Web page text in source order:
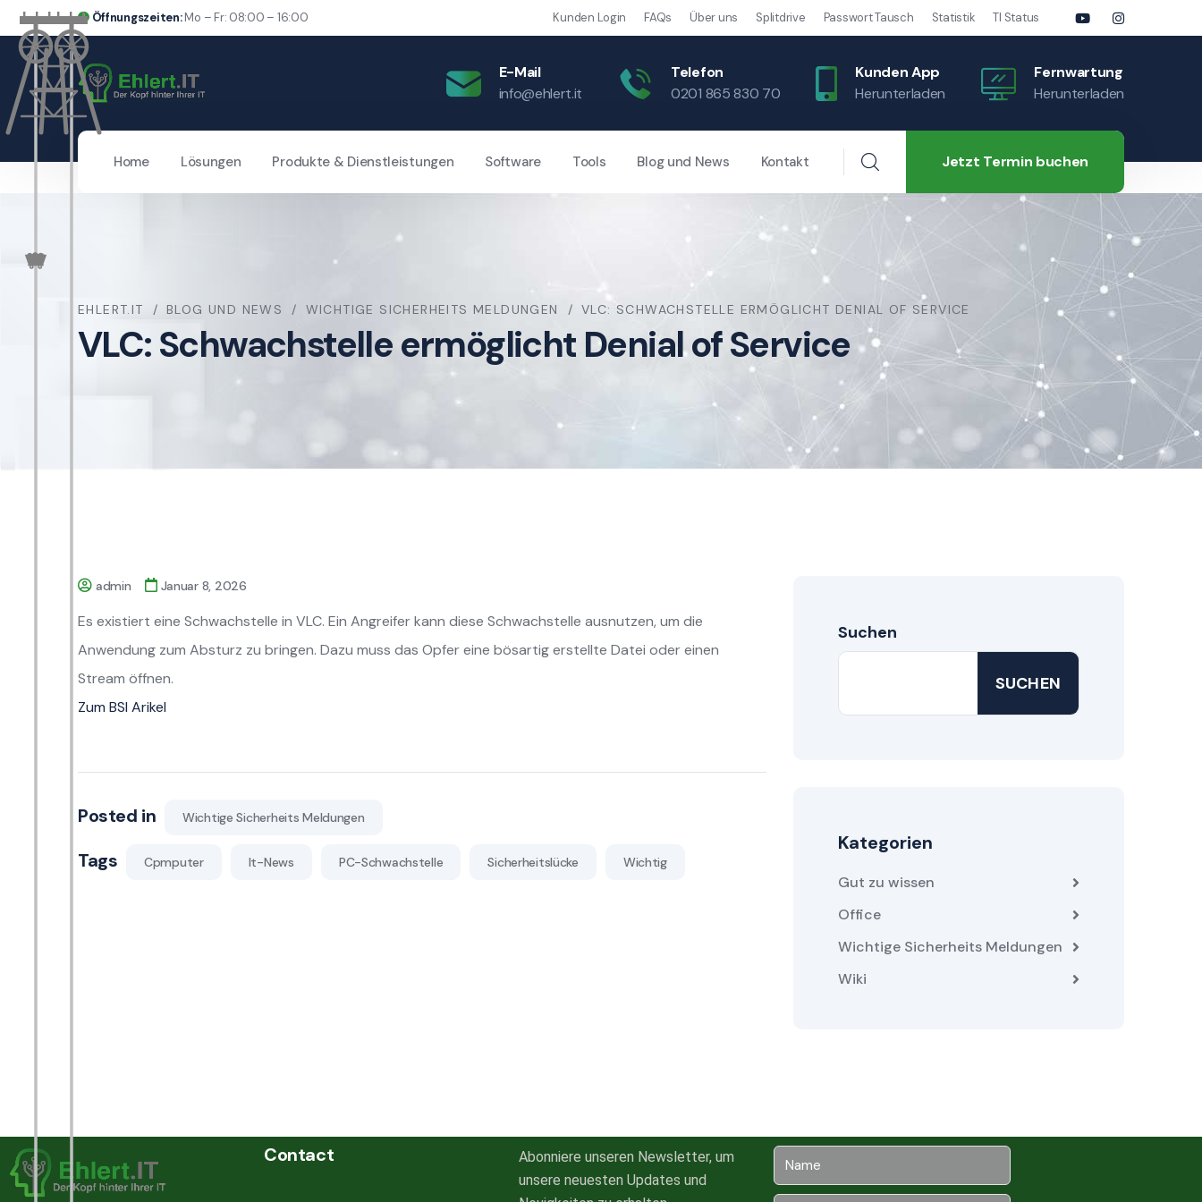
Öffnungszeiten:Mo – Fr: 08:00 – 16:00 Kunden Login FAQs Über uns Splitdrive Passwort Tausch Statistik TI Status
E-Mail
info@ehlert.it
Telefon
0201 865 830 70
Kunden App
Herunterladen
Fernwartung
Herunterladen
Home Lösungen Produkte & Dienstleistungen Software Tools Blog und News Kontakt Jetzt Termin buchen
EHLERT.IT BLOG UND NEWS WICHTIGE SICHERHEITS MELDUNGEN VLC: SCHWACHSTELLE ERMÖGLICHT DENIAL OF SERVICE
VLC: Schwachstelle ermöglicht Denial of Service
admin Januar 8, 2026
Es existiert eine Schwachstelle in VLC. Ein Angreifer kann diese Schwachstelle ausnutzen, um die
Anwendung zum Absturz zu bringen. Dazu muss das Opfer eine bösartig erstellte Datei oder einen
Stream öffnen.
Zum BSI Arikel
Posted in Wichtige Sicherheits Meldungen
Tags Cpmputer It-News PC-Schwachstelle Sicherheitslücke Wichtig
Suchen
SUCHEN
Kategorien
Gut zu wissen
Office
Wichtige Sicherheits Meldungen
Wiki
Contact
Abonniere unseren Newsletter, um
unsere neuesten Updates und